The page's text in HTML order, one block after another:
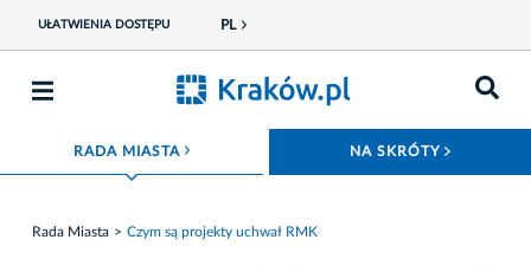
UŁATWIENIA DOSTĘPU PL
RADA MIASTAROZWIŃ MENU NA SKRÓTY
Rada Miasta Czym są projekty uchwał RMK